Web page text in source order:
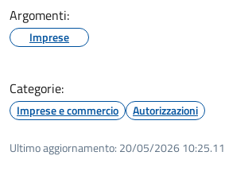
Argomenti:
Imprese
Categorie:
Imprese e commercio Autorizzazioni
Ultimo aggiornamento: 20/05/2026 10:25.11